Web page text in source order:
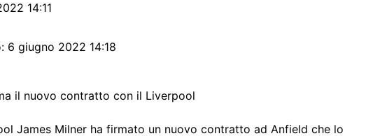
14:11
6 giugno 2022 14:18
James Milner ha firmato un nuovo contratto ad Anfield che lo